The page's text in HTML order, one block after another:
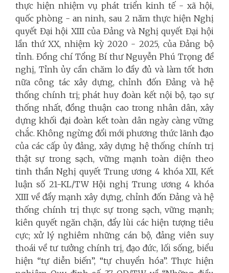
thực hiện nhiệm vụ phát triển kinh tế - xã hội,
quốc phòng - an ninh, sau 2 năm thực hiện Nghị
quyết Đại hội XIII của Đảng và Nghị quyết Đại hội
lần thứ XX, nhiệm kỳ 2020 - 2025, của Đảng bộ
tỉnh. Đồng chí Tổng Bí thư Nguyễn Phú Trọng đề
nghị, Tỉnh ủy cần chăm lo đầy đủ và làm tốt hơn
nữa công tác xây dựng, chỉnh đốn Đảng và hệ
thống chính trị; phát huy đoàn kết nội bộ, tạo sự
thống nhất, đồng thuận cao trong nhân dân, xây
dựng khối đại đoàn kết toàn dân ngày càng vững
chắc. Không ngừng đổi mới phương thức lãnh đạo
của các cấp ủy đảng, xây dựng hệ thống chính trị
thật sự trong sạch, vững mạnh toàn diện theo
tinh thần Nghị quyết Trung ương 4 khóa XII, Kết
luận số 21-KL/TW Hội nghị Trung ương 4 khóa
XIII về đẩy mạnh xây dựng, chỉnh đốn Đảng và hệ
thống chính trị thực sự trong sạch, vững mạnh;
kiên quyết ngăn chặn, đẩy lùi các hiện tượng tiêu
cực; xử lý nghiêm những cán bộ, đảng viên suy
thoái về tư tưởng chính trị, đạo đức, lối sống, biểu
hiện “tự diễn biến”, “tự chuyển hóa”. Thực hiện